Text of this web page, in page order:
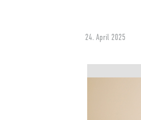
24. April 2025